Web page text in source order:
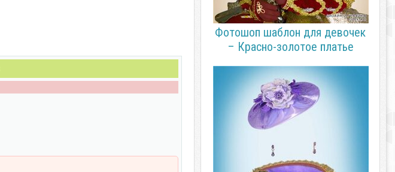
Фотошоп шаблон для девочек
– Красно-золотое платье